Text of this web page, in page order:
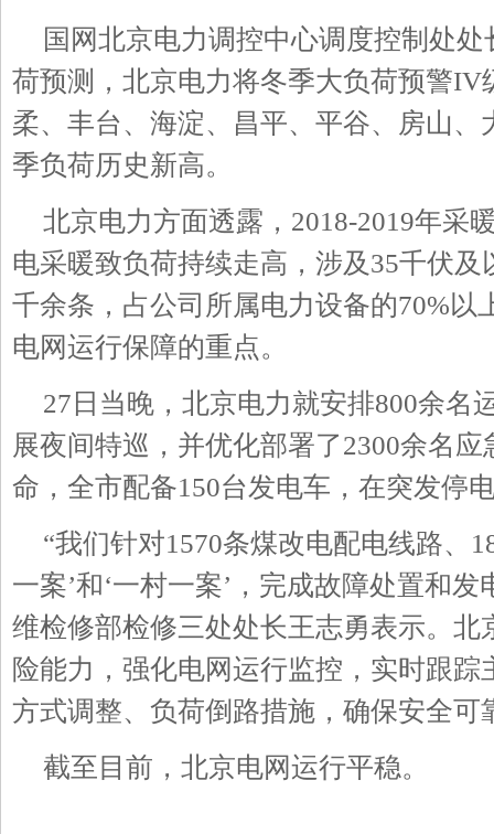
国网北京电力调控中心调度控制处
荷预测，北京电力将冬季大负荷预警IV
柔、丰台、海淀、昌平、平谷、房山、
季负荷历史新高。
北京电力方面透露， 2018-2019年采
电采暖致负荷持续走高，涉及 35千伏及
千余条，占公司所属电力设备的70%以
电网运行保障的重点。
27 日当晚，北京电力就安排800余名
展夜间特巡，并优化部署了2300余名应
命，全市配备150台发电车，在突发停
“我们针对1570条煤改电配电线路、
一案’和‘一村一案’，完成故障处置和
维检修部检修三处处长王志勇表示。
险能力，强化电网运行监控，实时跟
方式调整、负荷倒路措施，确保安全可
截至目前，北京电网运行平稳。